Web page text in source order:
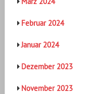
Februar 2024
Januar 2024
Dezember 2023
November 2023